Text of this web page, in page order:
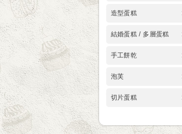
造型蛋糕
結婚蛋糕 / 多層蛋糕
手工餅乾
泡芙
切片蛋糕